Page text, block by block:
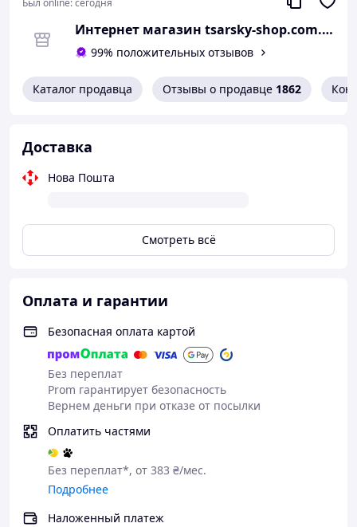
Страна регистрации бренда:
Страна производитель:Китай
Недостатки
Немає
Был online:сегодня
Интернет магазин tsarsky-shop.com.ua
99% положительных отзывов
Каталог продавца Отзывы о продавце 1862
Доставка
Нова Пошта
Смотреть всё
Оплата и гарантии
Безопасная оплата картой
Без переплат
Prom гарантирует безопасность
Вернем деньги при отказе от посылки
Оплатить частями
Без переплат*, от 383 ₴/мес.
Подробнее
Наложенный платеж